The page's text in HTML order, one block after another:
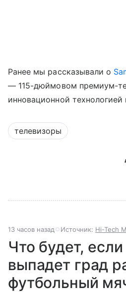
Ранее мы рассказывали о
— 115-дюймовом премиум-
инновационной технологией
телевизоры
13 часов назад Источник: Hi-Tech
Что будет,
выпадет град
футбольный